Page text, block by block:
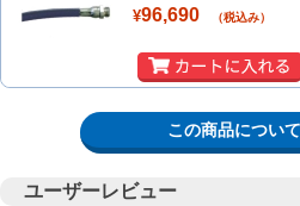
¥96,690 （税込み）
この商品につい
ユーザーレビュー